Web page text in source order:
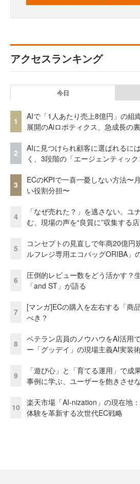
アクセスランキング
今日
1
AIで「1人あたり売上8億円」の組
展開のAiロボティクス、急成長の
2
AIに見つけられ顧客に選ばれるに
く、3段階の「エージェンティッ
3
ECのKPIで一喜一憂しない方法〜
い役割分担〜
4
「なぜ売れた？」を逃さない。ユ
む、現場の声を“良質に”収集する
5
コンセプトの見直しで年商20億
ルフレジ専用エコバッグORIBA」
6
圧倒的レビュー数をどう活かす？
「and ST」が語る
7
[マンガ]ECの購入を左右する「商
べき？
8
ベテラン店員のノウハウをAI活用
ー「グッデイ」の現場主義AI実装
9
「遊び心」と「育てる運用」で
事例に学ぶ、ユーザーを飽きさせ
10
楽天市場「AI-nization」の現在地
体験を革新する次世代EC戦略